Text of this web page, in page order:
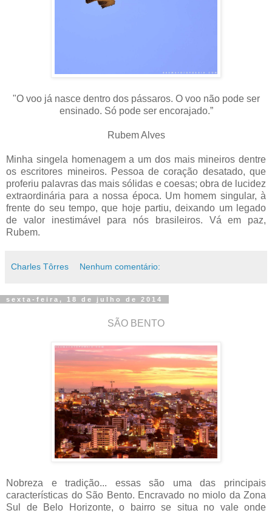
"O voo já nasce dentro dos pássaros. O voo não pode ser
ensinado. Só pode ser encorajado.”
Rubem Alves
Minha singela homenagem a um dos mais mineiros dentre
os escritores mineiros. Pessoa de coração desatado, que
proferiu palavras das mais sólidas e coesas; obra de lucidez
extraordinária para a nossa época. Um homem singular, à
frente do seu tempo, que hoje partiu, deixando um legado
de valor inestimável para nós brasileiros. Vá em paz,
Rubem.
Charles Tôrres Nenhum comentário:
sexta-feira, 18 de julho de 2014
SÃO BENTO
Nobreza e tradição... essas são uma das principais
características do São Bento. Encravado no miolo da Zona
Sul de Belo Horizonte, o bairro se situa no vale onde